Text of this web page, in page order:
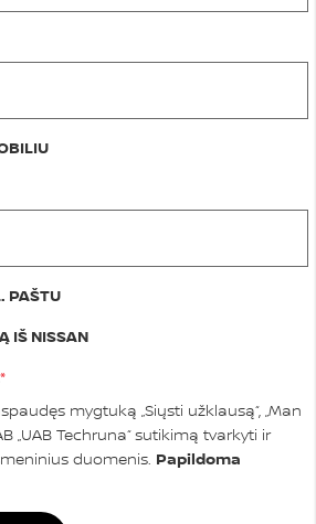
PAŠTU
IŠ NISSAN
mygtuką „Siųsti užklausą“, „Man
„UAB Techruna“ sutikimą tvarkyti ir
duomenis. Papildoma